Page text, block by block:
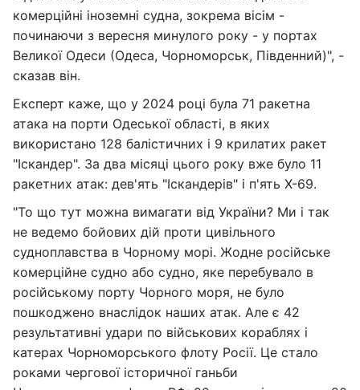
комерційні іноземні судна, зокрема вісім -
починаючи з вересня минулого року - у портах
Великої Одеси (Одеса, Чорноморськ, Південний)", -
сказав він.
Експерт каже, що у 2024 році була 71 ракетна
атака на порти Одеської області, в яких
використано 128 балістичних і 9 крилатих ракет
"Іскандер". За два місяці цього року вже було 11
ракетних атак: дев'ять "Іскандерів" і п'ять X-69.
"То що тут можна вимагати від України? Ми і так
не ведемо бойових дій проти цивільного
судноплавства в Чорному морі. Жодне російське
комерційне судно або судно, яке перебувало в
російському порту Чорного моря, не було
пошкоджено внаслідок наших атак. Але є 42
результативні удари по військових кораблях і
катерах Чорноморського флоту Росії. Це стало
роками чергової історичної ганьби